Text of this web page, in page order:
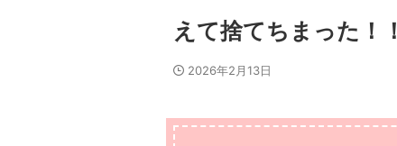
えて捨てちまった！！
2026年2月13日